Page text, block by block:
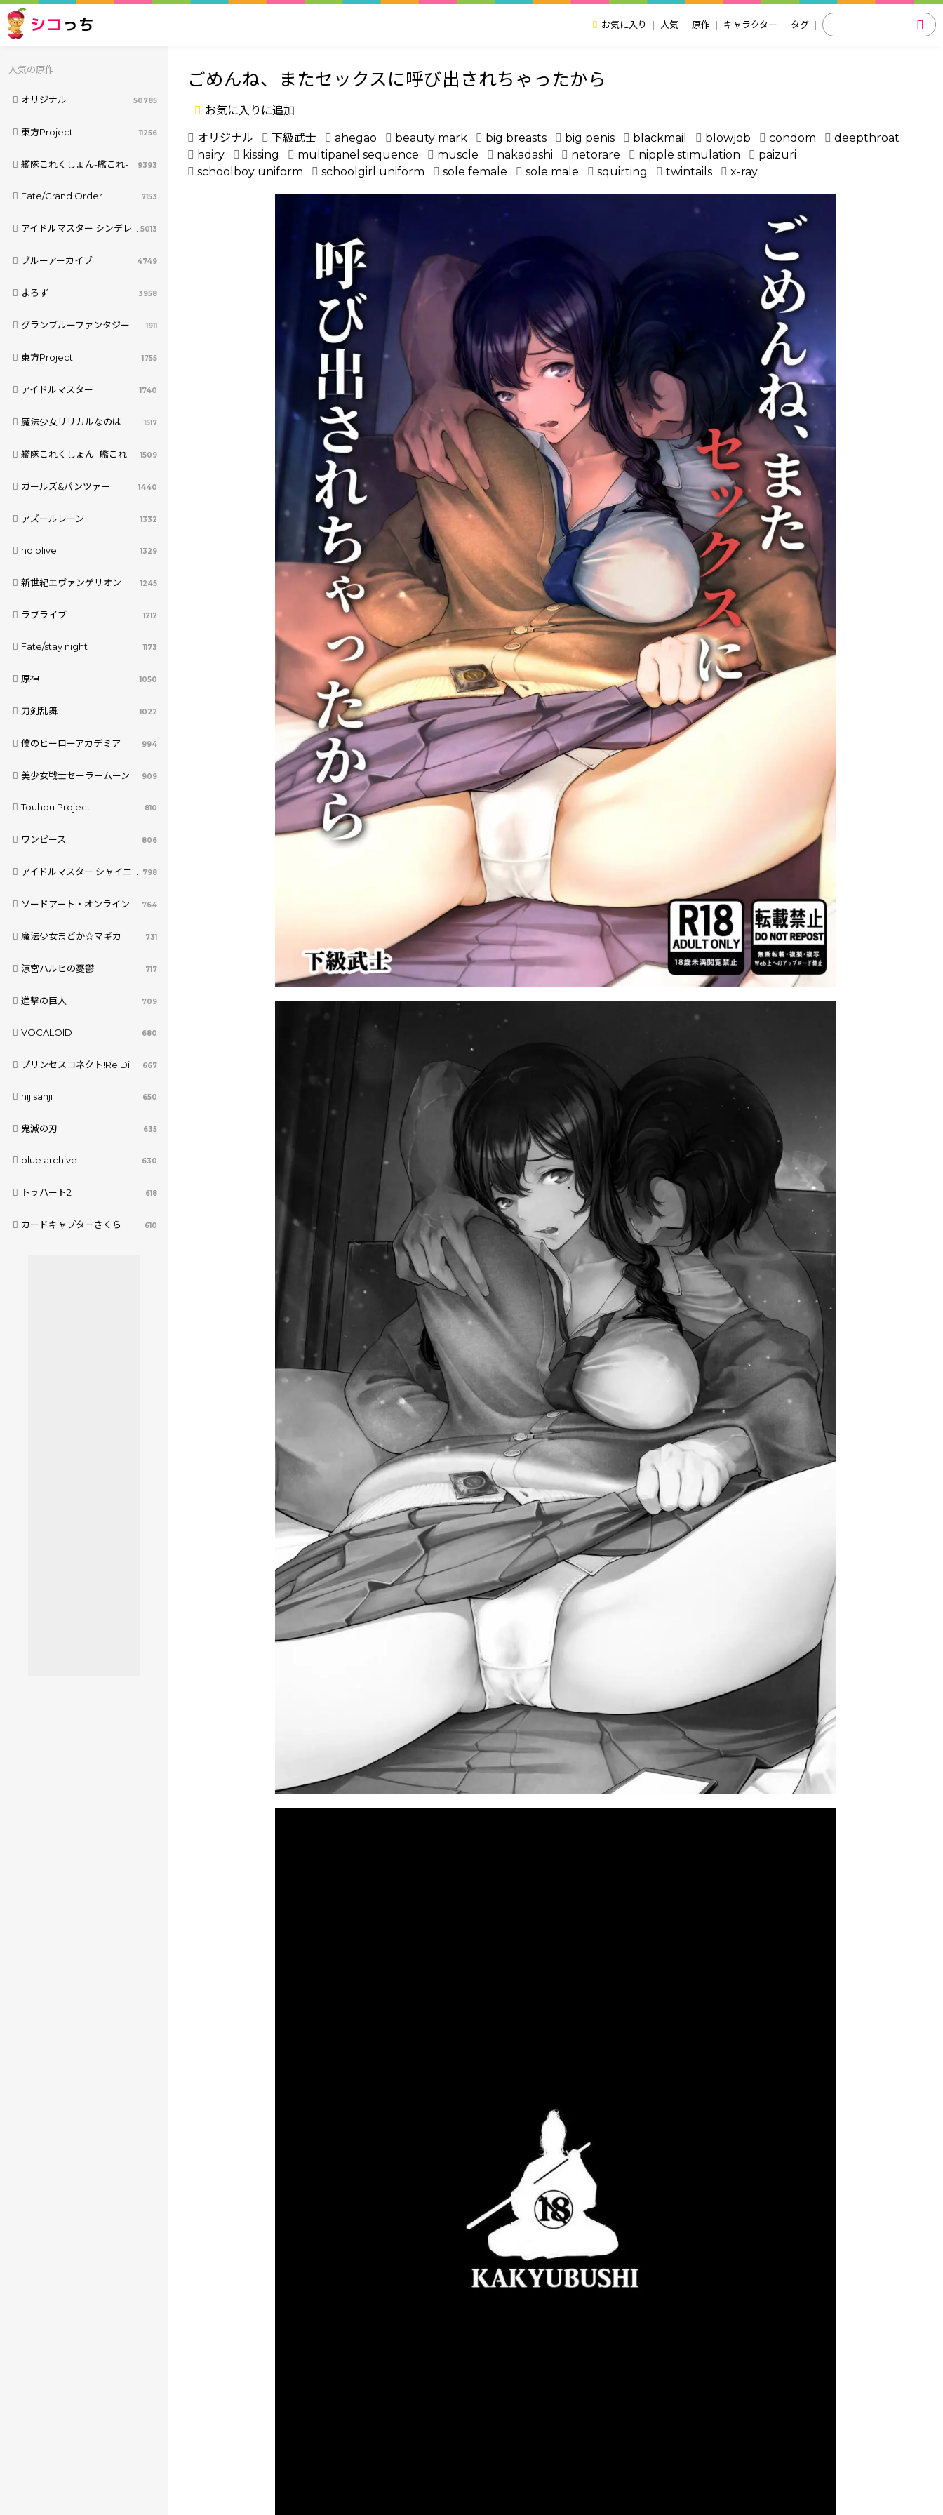
シコ っち お気に入り 人気 原作 キャラクター タグ
人気の原作
オリジナル 50785
東方Project 11256
艦隊これくしょん-艦これ- 9393
Fate/Grand Order 7153
アイドルマスター シンデレラガールズ 5013
ブルーアーカイブ 4749
よろず 3958
グランブルーファンタジー 1911
東方Project 1755
アイドルマスター 1740
魔法少女リリカルなのは 1517
艦隊これくしょん -艦これ- 1509
ガールズ&パンツァー 1440
アズールレーン 1332
hololive 1329
新世紀エヴァンゲリオン 1245
ラブライブ 1212
Fate/stay night 1173
原神 1050
刀剣乱舞 1022
僕のヒーローアカデミア 994
美少女戦士セーラームーン 909
Touhou Project 810
ワンピース 806
アイドルマスター シャイニーカラーズ 798
ソードアート・オンライン 764
魔法少女まどか☆マギカ 731
涼宮ハルヒの憂鬱 717
進撃の巨人 709
VOCALOID 680
プリンセスコネクト!Re:Dive 667
nijisanji 650
鬼滅の刃 635
blue archive 630
トゥハート2 618
カードキャプターさくら 610
ごめんね、またセックスに呼び出されちゃったから
お気に入りに追加
オリジナル 下級武士 ahegao beauty mark big breasts big penis blackmail blowjob condom
deepthroat
hairy
kissing multipanel sequence muscle nakadashi netorare nipple stimulation
paizuri
schoolboy uniform
schoolgirl uniform sole female sole male squirting twintails x-ray